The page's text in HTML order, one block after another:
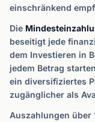
einschränkend
Die
beseitigt jede
dem Investieren in
jedem Betrag
ein diversifiziertes
zugänglicher als
Auszahlungen über